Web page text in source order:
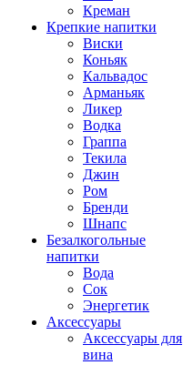
Креман
Крепкие напитки
Виски
Коньяк
Кальвадос
Арманьяк
Ликер
Водка
Граппа
Текила
Джин
Ром
Бренди
Шнапс
Безалкогольные
напитки
Вода
Сок
Энергетик
Аксессуары
Аксессуары для
вина